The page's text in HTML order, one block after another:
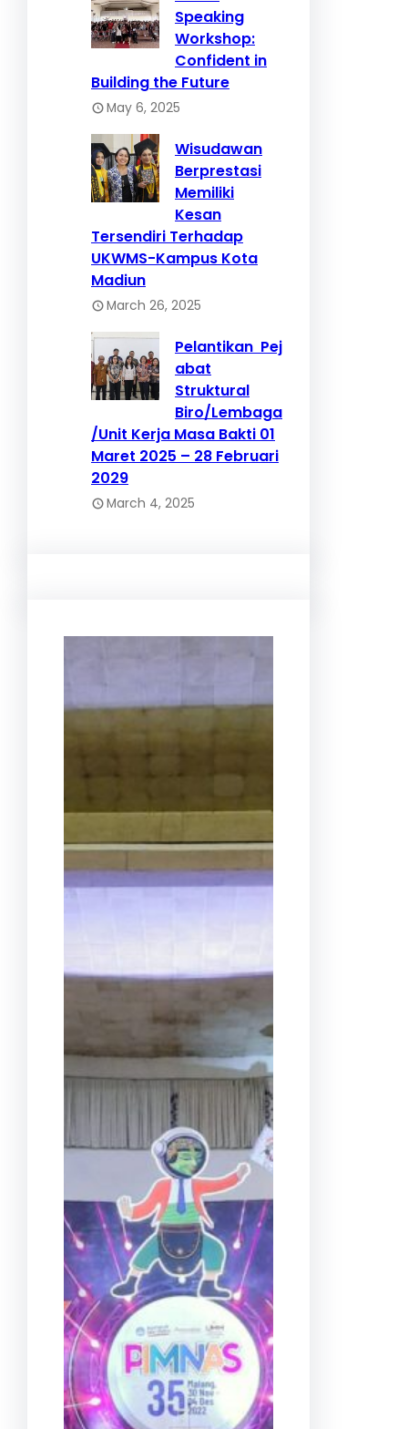
Speaking
Workshop:
Confident in
Building the Future
May 6, 2025
Wisudawan
Berprestasi
Memiliki
Kesan
Tersendiri Terhadap
UKWMS-Kampus Kota
Madiun
March 26, 2025
Pelantikan Pej
abat
Struktural
Biro/Lembaga
/Unit Kerja Masa Bakti 01
Maret 2025 – 28 Februari
2029
March 4, 2025